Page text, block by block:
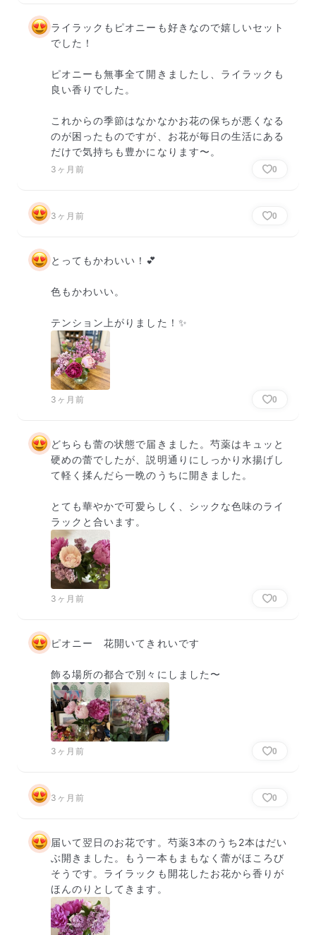
ライラックもピオニーも好きなので嬉しいセット
でした！
ピオニーも無事全て開きましたし、ライラックも
良い香りでした。
これからの季節はなかなかお花の保ちが悪くなる
のが困ったものですが、お花が毎日の生活にある
だけで気持ちも豊かになります〜。
3ヶ月前 0
3ヶ月前 0
とってもかわいい！💕
色もかわいい。
テンション上がりました！✨
3ヶ月前 0
どちらも蕾の状態で届きました。芍薬はキュッと
硬めの蕾でしたが、説明通りにしっかり水揚げし
て軽く揉んだら一晩のうちに開きました。
とても華やかで可愛らしく、シックな色味のライ
ラックと合います。
3ヶ月前 0
ピオニー　花開いてきれいです
飾る場所の都合で別々にしました〜
3ヶ月前 0
3ヶ月前 0
届いて翌日のお花です。芍薬3本のうち2本はだい
ぶ開きました。もう一本もまもなく蕾がほころび
そうです。ライラックも開花したお花から香りが
ほんのりとしてきます。